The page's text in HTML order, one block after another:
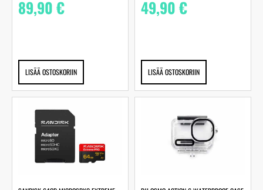
89,90€
LISÄÄ OSTOSKORIIN
49,90€
LISÄÄ OSTOSKORIIN